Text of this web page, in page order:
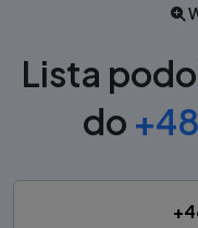
Lista
do